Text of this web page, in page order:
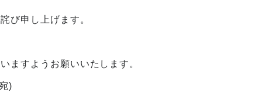
び申し上げます。
ますようお願いいたします。
)